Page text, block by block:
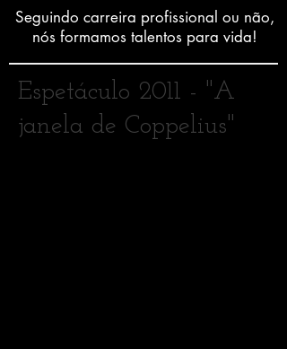
Seguindo carreira profissional ou não,
nós formamos talentos para vida!
Espetáculo 2011 - "A
janela de Coppelius"